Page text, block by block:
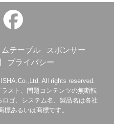
ムテーブル
スポンサー
プライバシー
All rights reserved.
スト、問題コンテンツの無断転
ゴ、システム名、製品名は各社
標あるいは商標です。